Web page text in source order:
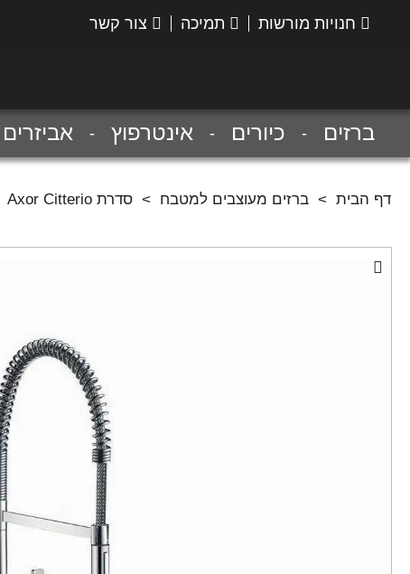
חנויות מורשות תמיכה צור קשר
ברזים כיורים אינטרפוץ אביזרים
דף הבית > ברזים מעוצבים למטבח > סדרת Axor Citterio